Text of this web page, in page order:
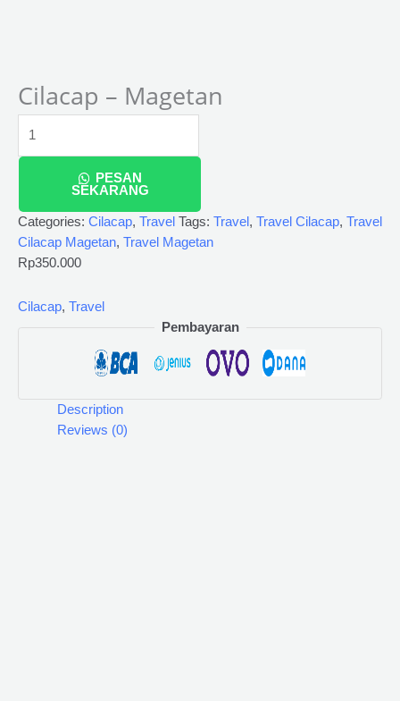
Cilacap – Magetan
PESAN
SEKARANG
Categories: Cilacap, Travel Tags: Travel , Travel Cilacap, Travel
Cilacap Magetan, Travel Magetan
Rp350.000
Cilacap, Travel
Pembayaran
Description
Reviews (0)